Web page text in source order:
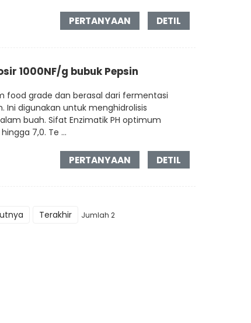
PERTANYAAN DETIL
1000NF/g bubuk Pepsin
food grade dan berasal dari fermentasi
Ini digunakan untuk menghidrolisis
buah. Sifat Enzimatik PH optimum
7,0. Te ...
PERTANYAAN DETIL
Terakhir Jumlah 2